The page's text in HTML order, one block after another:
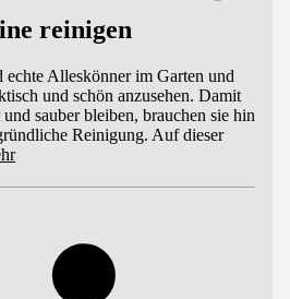
reinigen
echte Alleskönner im Garten und
und schön anzusehen. Damit
sauber bleiben, brauchen sie hin
Reinigung. Auf dieser